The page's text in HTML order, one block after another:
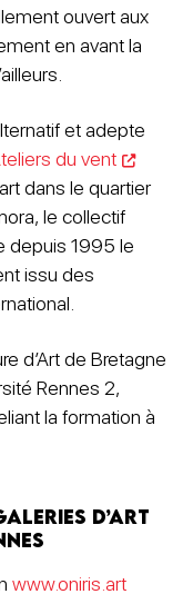
ouvert aux
en avant la
et adepte
du vent
dans le quartier
le collectif
depuis 1995 le
issu des
d’Art de Bretagne
Rennes 2,
la formation à
d’art
www.oniris.art